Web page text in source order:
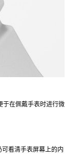
于在佩戴手表时进行微
看清手表屏幕上的内